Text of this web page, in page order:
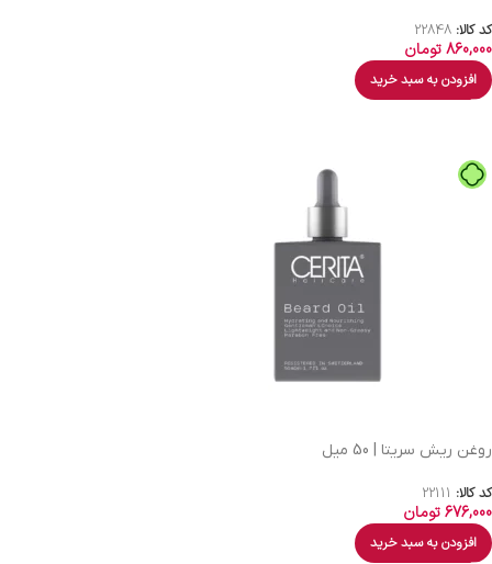
کد کالا: 22848
860,000تومان
افزودن به سبد خرید
روغن ریش سریتا | 50 میل
کد کالا: 22111
676,000تومان
افزودن به سبد خرید